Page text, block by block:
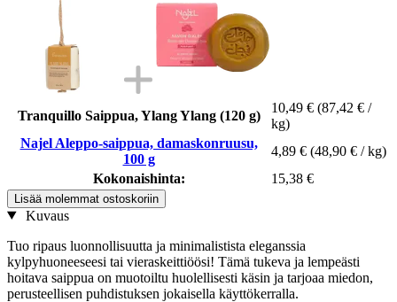
Tranquillo Saippua, Ylang Ylang (120 g)
10,49 € (87,42 € /
kg)
Najel Aleppo-saippua, damaskonruusu,
100 g
4,89 € (48,90 € / kg)
Kokonaishinta:
15,38 €
Lisää molemmat ostoskoriin
Kuvaus
Tuo ripaus luonnollisuutta ja minimalistista eleganssia
kylpyhuoneeseesi tai vieraskeittiöösi! Tämä tukeva ja lempeästi
hoitava saippua on muotoiltu huolellisesti käsin ja tarjoaa miedon,
perusteellisen puhdistuksen jokaisella käyttökerralla.